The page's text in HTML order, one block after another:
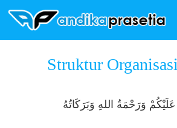
ANDIKAPRASETIA Struktur
Struktur
عَلَيْكُمْ وَرَحْمَةُ اللهِ وَبَرَكَاتُهُ